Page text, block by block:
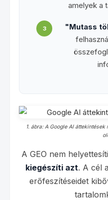
amelyek a
3 "Mutass
1. ábra: A Google AI
A GEO nem
kiegészíti azt. A cél
erőfeszítéseidet